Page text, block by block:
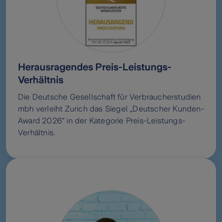
Herausragendes Preis-Leistungs-
Verhältnis
Die Deutsche Gesellschaft für Verbraucherstudien
mbh verleiht Zurich das Siegel „Deutscher Kunden-
Award 2026“ in der Kategorie Preis-Leistungs-
Verhältnis.